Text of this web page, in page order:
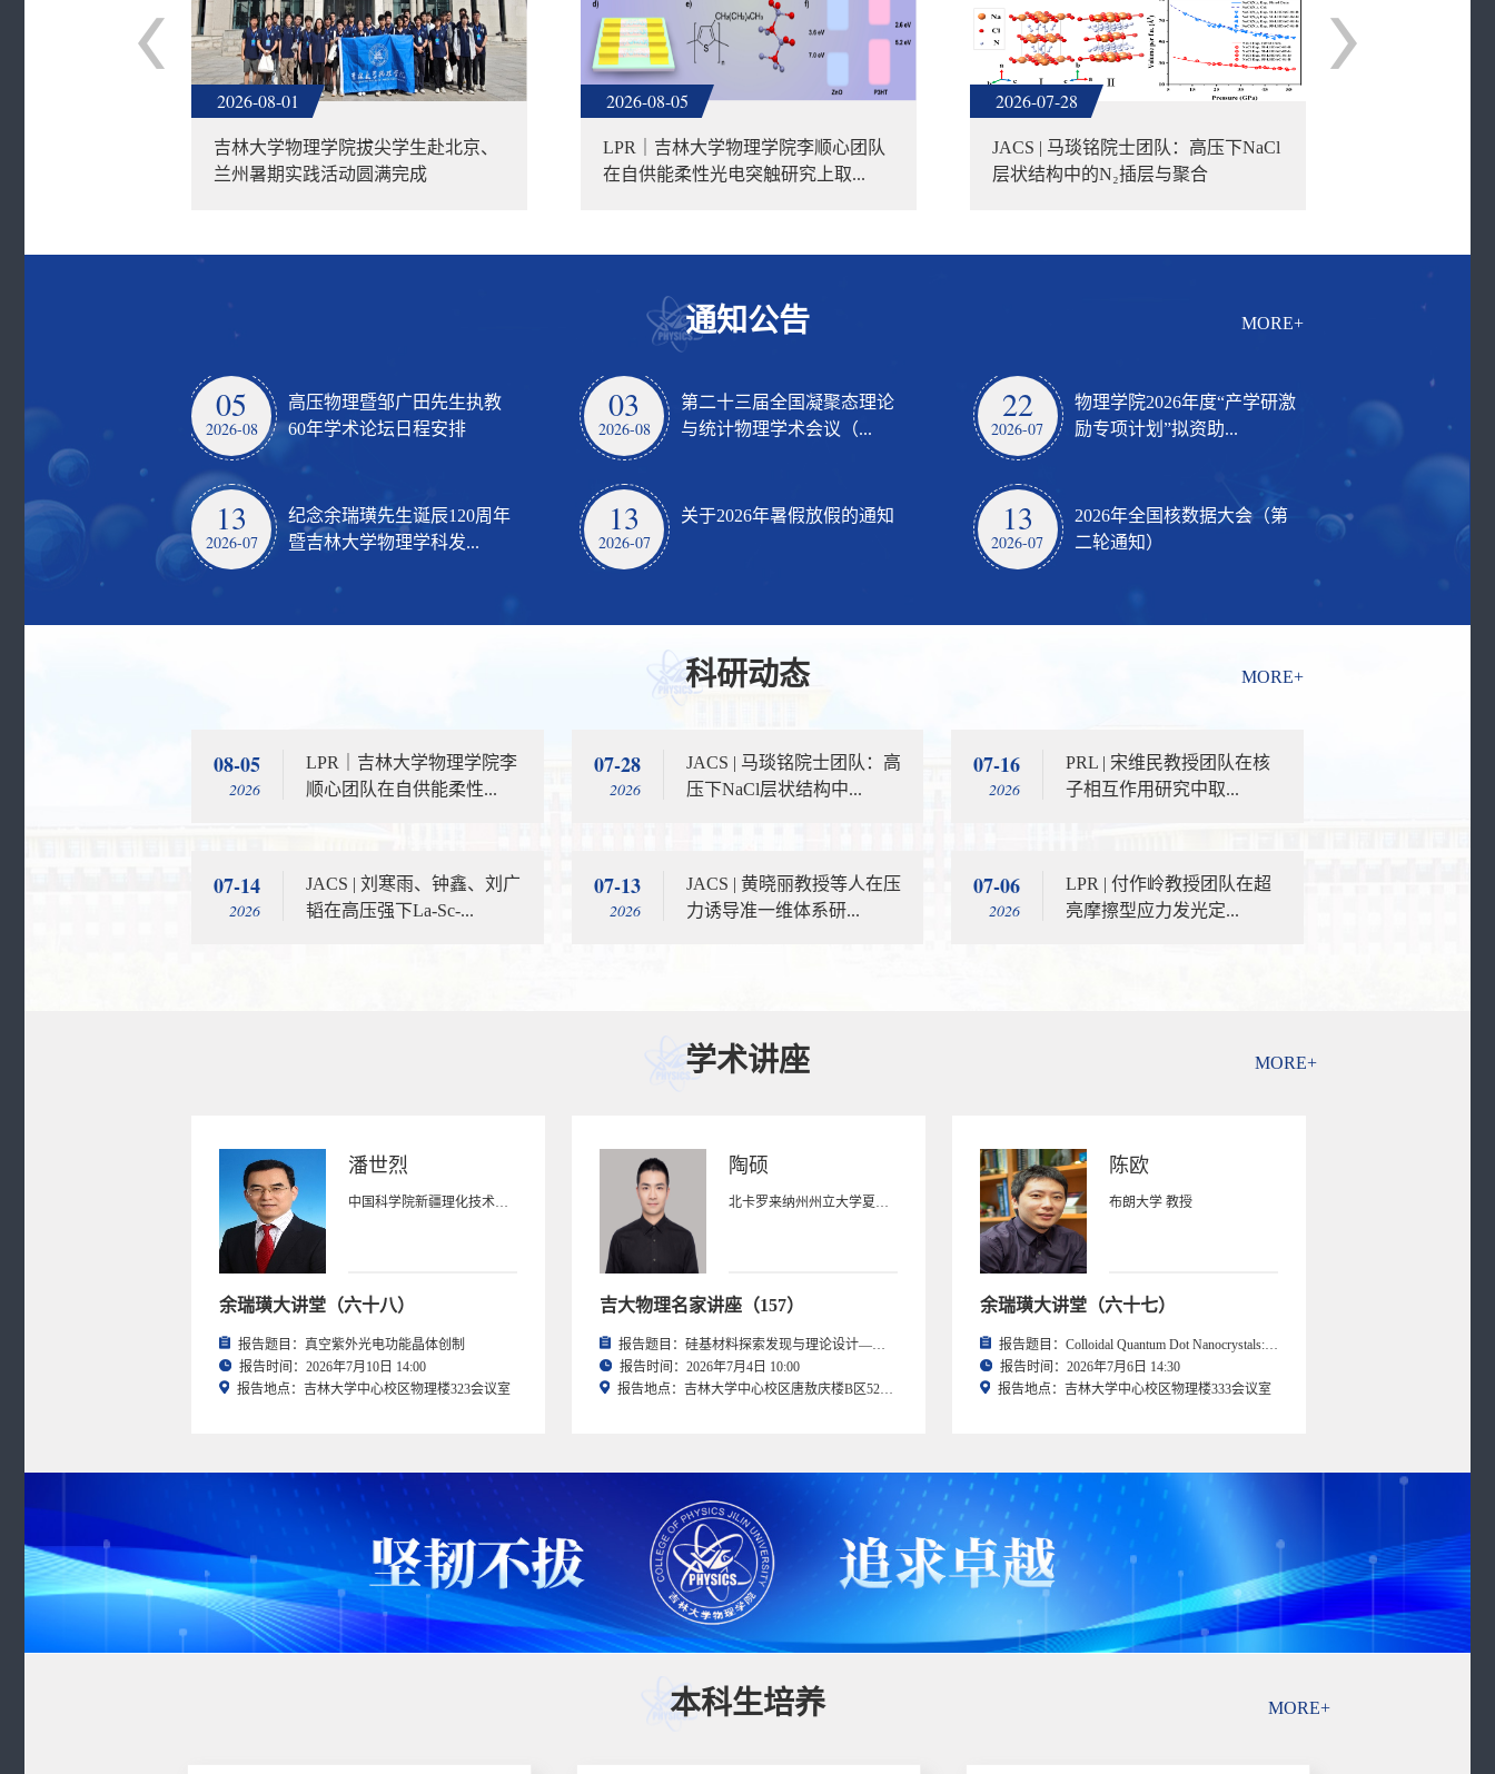
2026-08-01
吉林大学物理学院拔尖学生赴北京、
兰州暑期实践活动圆满完成
2026-08-05
LPR｜吉林大学物理学院李顺心团队
在自供能柔性光电突触研究上取...
2026-07-28
JACS | 马琰铭院士团队：高压下NaCl
层状结构中的N₂插层与聚合
通知公告 MORE+
05
2026-08
高压物理暨邹广田先生执教
60年学术论坛日程安排
03
2026-08
第二十三届全国凝聚态理论
与统计物理学术会议（...
22
2026-07
物理学院2026年度“产学研激
励专项计划”拟资助...
13
2026-07
纪念余瑞璜先生诞辰120周年
暨吉林大学物理学科发...
13
2026-07
关于2026年暑假放假的通知 13
2026-07
2026年全国核数据大会（第
二轮通知）
科研动态 MORE+
08-05
2026
LPR｜吉林大学物理学院李
顺心团队在自供能柔性...
07-28
2026
JACS | 马琰铭院士团队：高
压下NaCl层状结构中...
07-16
2026
PRL | 宋维民教授团队在核
子相互作用研究中取...
07-14
2026
JACS | 刘寒雨、钟鑫、刘广
韬在高压强下La-Sc-...
07-13
2026
JACS | 黄晓丽教授等人在压
力诱导准一维体系研...
07-06
2026
LPR | 付作岭教授团队在超
亮摩擦型应力发光定...
学术讲座 MORE+
潘世烈
中国科学院新疆理化技术研究所所长
余瑞璜大讲堂（六十八）
报告题目：真空紫外光电功能晶体创制
报告时间：2026年7月10日 14:00
报告地点：吉林大学中心校区物理楼323会议室
陶硕
北卡罗来纳州州立大学夏洛特分校 博士后
吉大物理名家讲座（157）
报告题目：硅基材料探索发现与理论设计——从传统结构预测到新时代的加速探索方法
报告时间：2026年7月4日 10:00
报告地点：吉林大学中心校区唐敖庆楼B区521报告厅
陈欧
布朗大学 教授
余瑞璜大讲堂（六十七）
报告题目：Colloidal Quantum Dot Nanocrystals: Synthesis, Self-Assembly and Applications
报告时间：2026年7月6日 14:30
报告地点：吉林大学中心校区物理楼333会议室
本科生培养 MORE+